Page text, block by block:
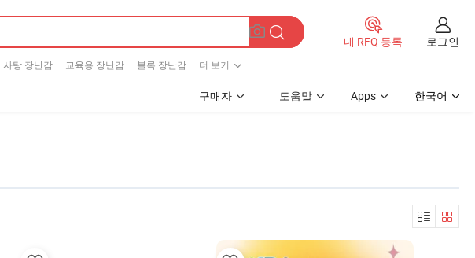
사탕 장난감 교육용 장난감 블록 장난감 더 보기
내 RFQ 등록 로그인
구매자 도움말 Apps 한국어